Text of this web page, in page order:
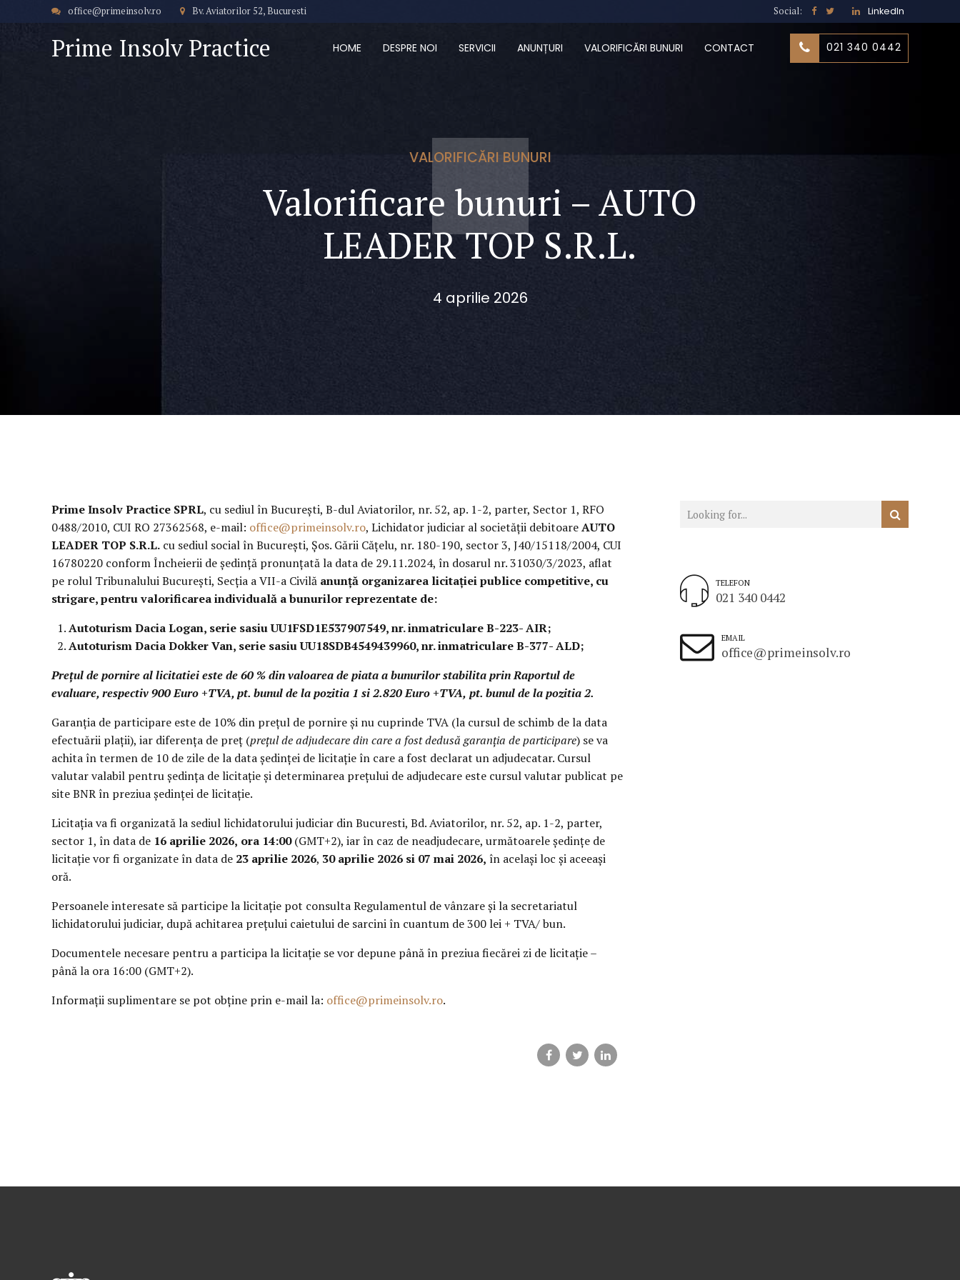
office@primeinsolv.ro Bv. Aviatorilor 52, Bucuresti Social: LinkedIn
Prime Insolv Practice 021 340 0442
HOME DESPRE NOI SERVICII ANUNȚURI VALORIFICĂRI BUNURI CONTACT
VALORIFICĂRI BUNURI
Valorificare bunuri – AUTO
LEADER TOP S.R.L.
4 aprilie 2026
Prime Insolv Practice SPRL, cu sediul în București, B-dul Aviatorilor, nr. 52, ap. 1-2, parter, Sector 1, RFO
0488/2010, CUI RO 27362568, e-mail: office@primeinsolv.ro, Lichidator judiciar al societății debitoareAUTO
LEADER TOP S.R.L. cu sediul social în București, Șos. Gării Cățelu, nr. 180-190, sector 3, J40/15118/2004, CUI
16780220 conform Încheierii de şedinţă pronunţată la data de 29.11.2024, în dosarul nr. 31030/3/2023, aflat
pe rolul Tribunalului București, Secţia a VII-a Civilă anunță organizarea licitației publice competitive, cu
strigare, pentru valorificarea individuală a bunurilor reprezentate de:
Autoturism Dacia Logan, serie sasiu UU1FSD1E537907549, nr. inmatriculare B-223- AIR;
Autoturism Dacia Dokker Van, serie sasiu UU18SDB4549439960, nr. inmatriculare B-377- ALD;
Prețul de pornire al licitatiei este de 60 % din valoarea de piata a bunurilor stabilita prin Raportul de
evaluare, respectiv900 Euro +TVA, pt. bunul de la pozitia 1 si 2.820 Euro +TVA, pt. bunul de la pozitia 2.
Garanția de participare este de 10% din prețul de pornire și nu cuprinde TVA (la cursul de schimb de la data
efectuării plații), iar diferența de preț (prețul de adjudecare din care a fost dedusă garanția de participare) se va
achita în termen de 10 de zile de la data ședinței de licitație în care a fost declarat un adjudecatar. Cursul
valutar valabil pentru ședința de licitație și determinarea prețului de adjudecare este cursul valutar publicat pe
site BNR în preziua ședinței de licitație.
Licitația va fi organizată la sediul lichidatorului judiciar din Bucuresti, Bd. Aviatorilor, nr. 52, ap. 1-2, parter,
sector 1, în data de 16 aprilie 2026, ora 14:00(GMT+2), iar în caz de neadjudecare, următoarele ședințe de
licitație vor fi organizate în data de 23 aprilie 2026, 30 aprilie 2026 si 07 mai 2026, în același loc și aceeași
oră.
Persoanele interesate să participe la licitație pot consulta Regulamentul de vânzare și la secretariatul
lichidatorului judiciar, după achitarea prețului caietului de sarcini în cuantum de 300 lei + TVA/ bun.
Documentele necesare pentru a participa la licitație se vor depune până în preziua fiecărei zi de licitație –
până la ora 16:00 (GMT+2).
Informații suplimentare se pot obține prin e-mail la: office@primeinsolv.ro.
TELEFON
021 340 0442
EMAIL
office@primeinsolv.ro